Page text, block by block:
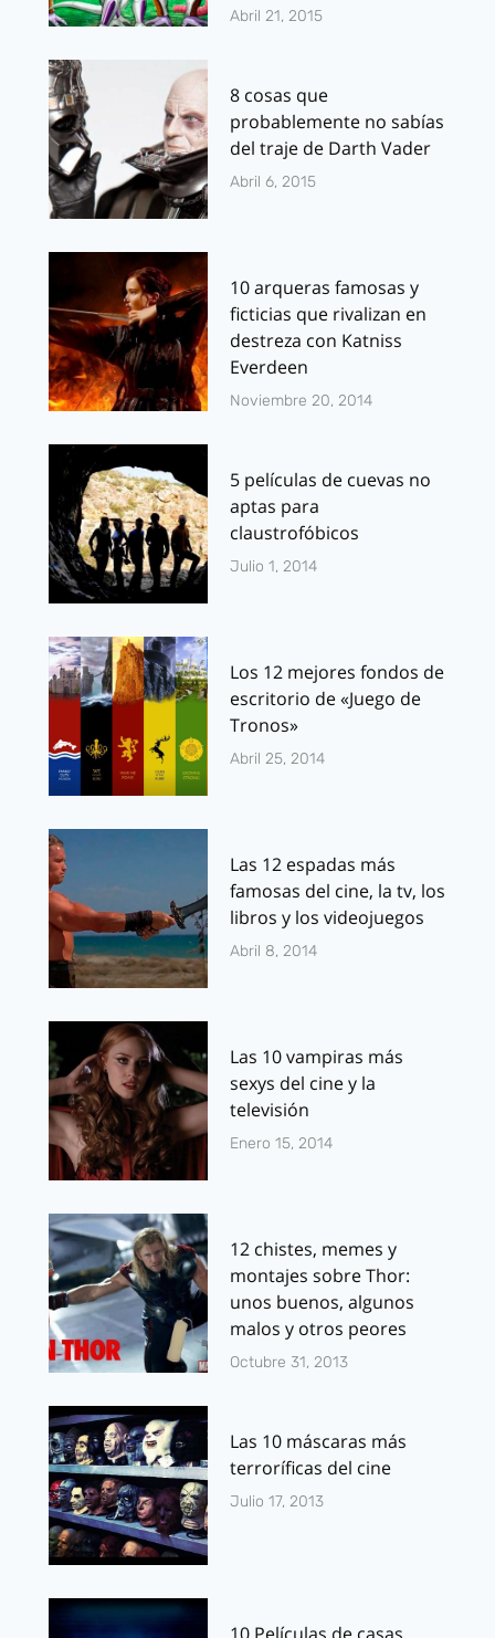
Abril 21, 2015
8 cosas que
probablemente no sabías
del traje de Darth Vader
Abril 6, 2015
10 arqueras famosas y
ficticias que rivalizan en
destreza con Katniss
Everdeen
Noviembre 20, 2014
5 películas de cuevas no
aptas para
claustrofóbicos
Julio 1, 2014
Los 12 mejores fondos de
escritorio de «Juego de
Tronos»
Abril 25, 2014
Las 12 espadas más
famosas del cine, la tv, los
libros y los videojuegos
Abril 8, 2014
Las 10 vampiras más
sexys del cine y la
televisión
Enero 15, 2014
12 chistes, memes y
montajes sobre Thor:
unos buenos, algunos
malos y otros peores
Octubre 31, 2013
Las 10 máscaras más
terroríficas del cine
Julio 17, 2013